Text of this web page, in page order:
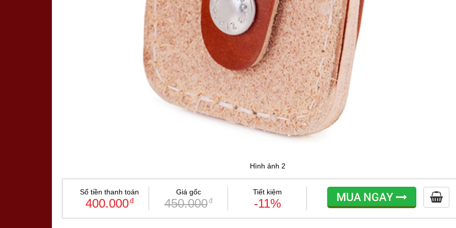
Hình ảnh 2
Số tiền thanh toán
400.000đ
Giá gốc
450.000đ
Tiết kiệm
-11% MUA NGAY